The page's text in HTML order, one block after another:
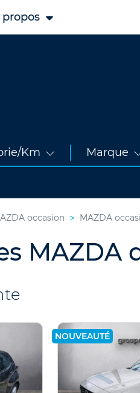
propos
Km Marque
occasion MAZDA
MAZDA
NOUVEAUTÉ